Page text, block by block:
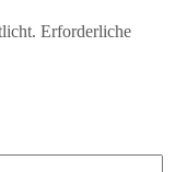
Erforderliche